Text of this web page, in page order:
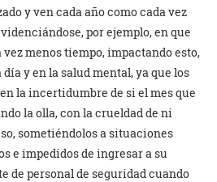
y ven cada año como cada vez
por ejemplo, en que
menos tiempo, impactando esto,
y en la salud mental, ya que los
la incertidumbre de si el mes que
la olla, con la crueldad de ni
sometiéndolos a situaciones
e impedidos de ingresar a su
de personal de seguridad cuando